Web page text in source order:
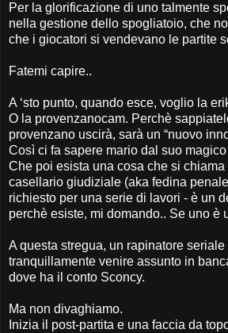
Per la glorificazione di uno talmente
nella gestione dello spogliatoio, che
che i giocatori si vendevano le partite
Fatemi capire..
A ‘sto punto, quando esce, voglio la
O la provenzanocam. Perchè
provenzano uscirà, sarà un “nuovo
Così ci fa sapere mario dal suo
Che poi esista una cosa che si chiama
casellario giudiziale (aka fedina
richiesto per una serie di lavori - è un
perchè esiste, mi domando.. Se uno è
A questa stregua, un rapinatore
tranquillamente venire assunto in
dove ha il conto Sconcy.
Ma non divaghiamo.
Inizia il post-partita e una faccia da